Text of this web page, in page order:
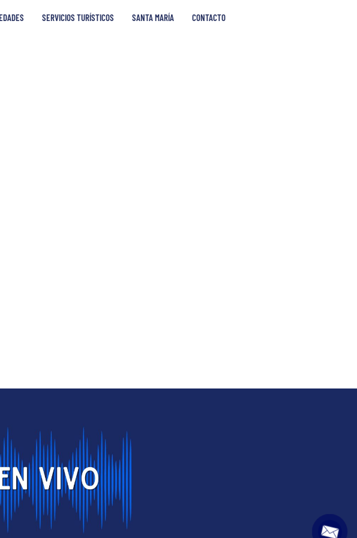
SERVICIOS TURÍSTICOS SANTA MARÍA CONTACTO